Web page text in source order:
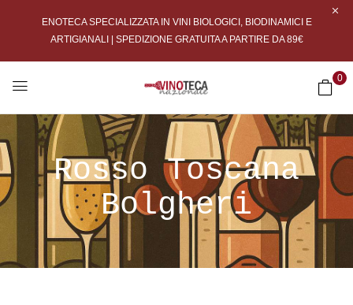
ENOTECA SPECIALIZZATA IN VINI BIOLOGICI, BIODINAMICI E
ARTIGIANALI | SPEDIZIONE GRATUITA A PARTIRE DA 89€
0
Rosso Toscana
Bolgheri